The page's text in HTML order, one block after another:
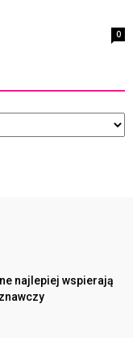
0
najlepiej wspierają